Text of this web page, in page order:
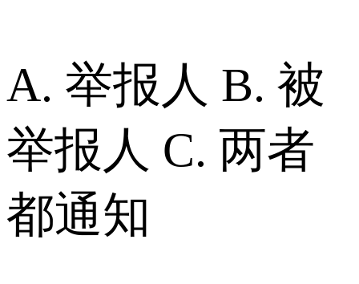
A. 举报人 B. 被
举报人 C. 两者
都通知